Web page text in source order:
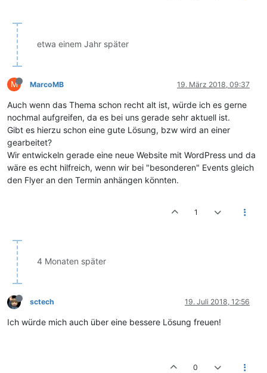
etwa einem Jahr später
M MarcoMB 19. März 2018, 09:37
Auch wenn das Thema schon recht alt ist, würde ich es gerne
nochmal aufgreifen, da es bei uns gerade sehr aktuell ist.
Gibt es hierzu schon eine gute Lösung, bzw wird an einer
gearbeitet?
Wir entwickeln gerade eine neue Website mit WordPress und da
wäre es echt hilfreich, wenn wir bei "besonderen" Events gleich
den Flyer an den Termin anhängen könnten.
1
4 Monaten später
sctech 19. Juli 2018, 12:56
Ich würde mich auch über eine bessere Lösung freuen!
0